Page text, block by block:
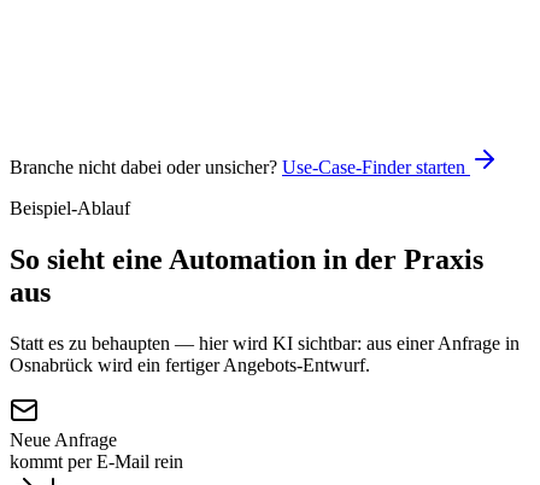
Branche nicht dabei oder unsicher? Use-Case-Finder starten
Beispiel-Ablauf
So sieht eine Automation in der Praxis
aus
Statt es zu behaupten — hier wird KI sichtbar: aus einer Anfrage in
Osnabrück wird ein fertiger Angebots-Entwurf.
Neue Anfrage
kommt per E-Mail rein